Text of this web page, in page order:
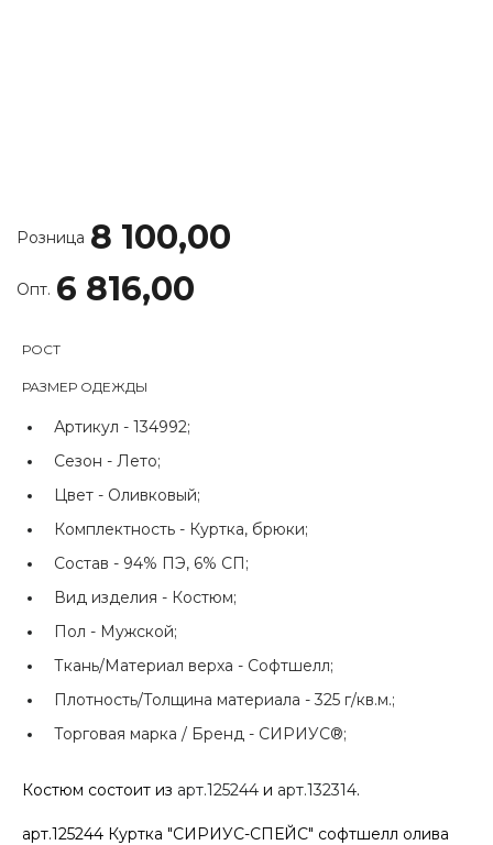
Розница 8 100,00
Опт. 6 816,00
РОСТ
РАЗМЕР ОДЕЖДЫ
Артикул - 134992;
Сезон - Лето;
Цвет - Оливковый;
Комплектность - Куртка, брюки;
Состав - 94% ПЭ, 6% СП;
Вид изделия - Костюм;
Пол - Мужской;
Ткань/Материал верха - Софтшелл;
Плотность/Толщина материала - 325 г/кв.м.;
Торговая марка / Бренд - СИРИУС®;
Костюм состоит из арт.125244 и арт.132314.
арт.125244 Куртка "СИРИУС-СПЕЙС" софтшелл олива